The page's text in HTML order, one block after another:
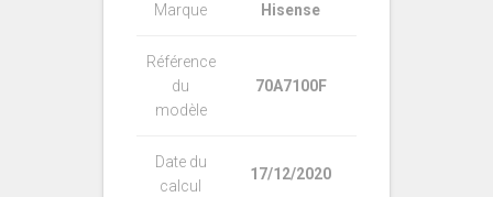
Marque Hisense
Référence
du
modèle
70A7100F
Date du
calcul
17/12/2020